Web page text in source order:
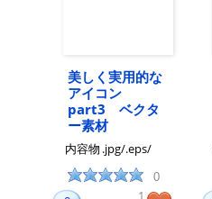
美しく実用的な
アイコン
part3 ベクタ
ー素材
内容物 .jpg/.eps/
0
1